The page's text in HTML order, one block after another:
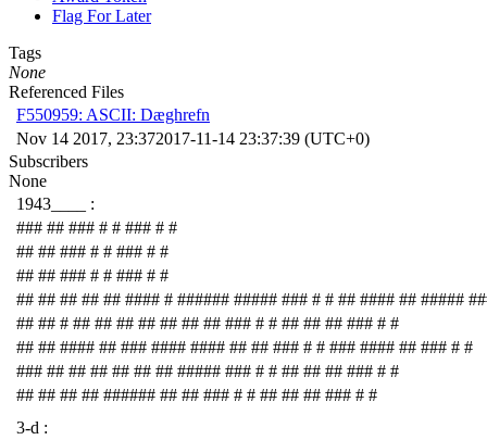
Flag For Later
Tags
None
Referenced Files
F550959: ASCII: Dæghrefn
Nov 14 2017, 23:372017-11-14 23:37:39 (UTC+0)
Subscribers
None
1943____ :
### ## ### # # ### # #
## ## ### # # ### # #
## ## ### # # ### # #
## ## ## ## ## #### # ###### ##### ### # # ## #### ## #####
## ## # ## ## ## ## ## ## ## ### # # ## ## ## ### # #
## ## #### ## ### #### #### ## ## ### # # ### #### ## ### # #
### ## ## ## ## ## ## ##### ### # # ## ## ## ### # #
## ## ## ## ###### ## ## ### # # ## ## ## ### # #
3-d :